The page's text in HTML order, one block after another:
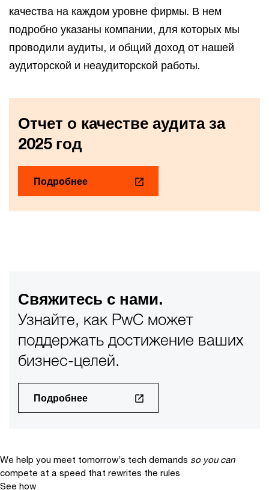
качества на каждом уровне фирмы. В нем
подробно указаны компании, для которых мы
проводили аудиты, и общий доход от нашей
аудиторской и неаудиторской работы.
Отчет о качестве аудита за
2025 год
Подробнее
Свяжитесь с нами.
Узнайте, как PwC может
поддержать достижение ваших
бизнес-целей.
Подробнее
We help you meet tomorrow’s tech demands so you can
compete at a speed that rewrites the rules
See how